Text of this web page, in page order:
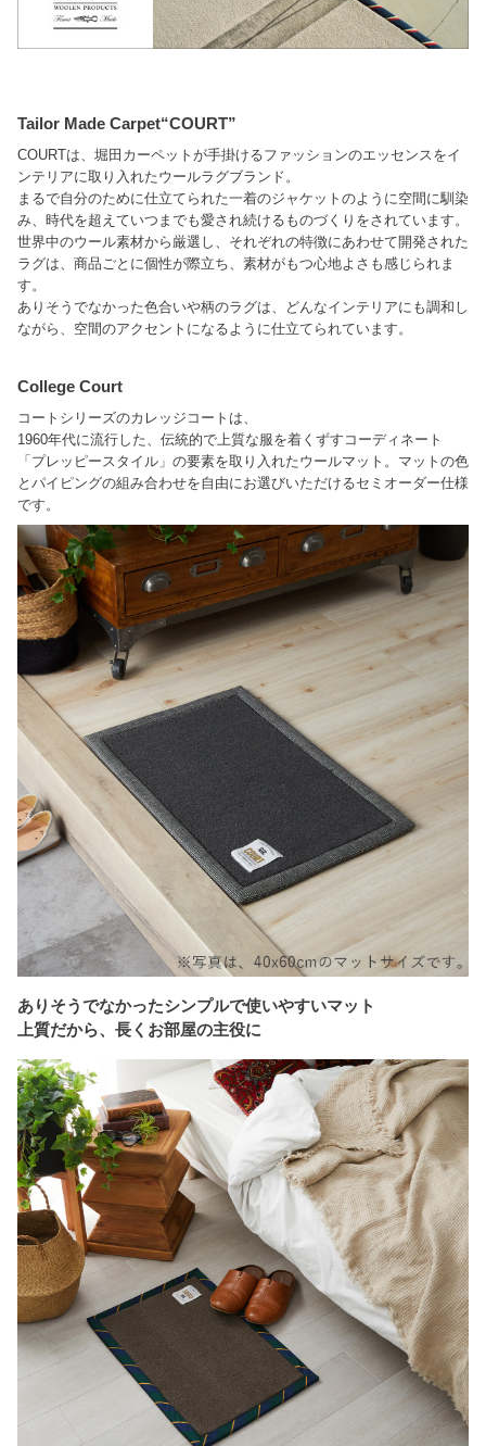
Tailor Made Carpet“COURT”
COURTは、堀田カーペットが手掛けるファッションのエッセンスをイ
ンテリアに取り入れたウールラグブランド。
まるで自分のために仕立てられた一着のジャケットのように空間に馴染
み、時代を超えていつまでも愛され続けるものづくりをされています。
世界中のウール素材から厳選し、それぞれの特徴にあわせて開発された
ラグは、商品ごとに個性が際立ち、素材がもつ心地よさも感じられま
す。
ありそうでなかった色合いや柄のラグは、どんなインテリアにも調和し
ながら、空間のアクセントになるように仕立てられています。
College Court
コートシリーズのカレッジコートは、
1960年代に流行した、伝統的で上質な服を着くずすコーディネート
「プレッピースタイル」の要素を取り入れたウールマット。マットの色
とパイピングの組み合わせを自由にお選びいただけるセミオーダー仕様
です。
ありそうでなかったシンプルで使いやすいマット
上質だから、長くお部屋の主役に